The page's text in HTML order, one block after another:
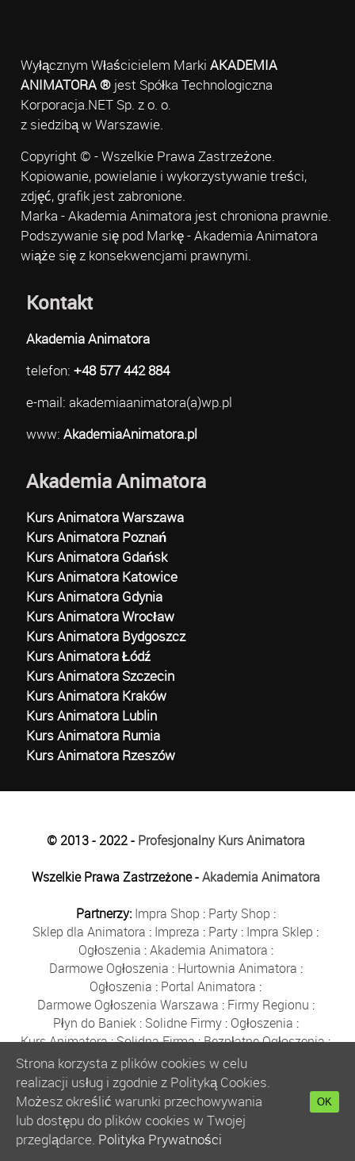
Wyłącznym Właścicielem Marki AKADEMIA
ANIMATORA ®jest Spółka Technologiczna
Korporacja.NET Sp. z o. o.
z siedzibą w Warszawie.
Copyright © - Wszelkie Prawa Zastrzeżone.
Kopiowanie, powielanie i wykorzystywanie treści,
zdjęć, grafik jest zabronione.
Marka - Akademia Animatora jest chroniona prawnie.
Podszywanie się pod Markę - Akademia Animatora
wiąże się z konsekwencjami prawnymi.
Kontakt
Akademia Animatora
telefon: +48 577 442 884
e-mail: akademiaanimatora(a)wp.pl
www: AkademiaAnimatora.pl
Akademia Animatora
Kurs Animatora Warszawa
Kurs Animatora Poznań
Kurs Animatora Gdańsk
Kurs Animatora Katowice
Kurs Animatora Gdynia
Kurs Animatora Wrocław
Kurs Animatora Bydgoszcz
Kurs Animatora Łódź
Kurs Animatora Szczecin
Kurs Animatora Kraków
Kurs Animatora Lublin
Kurs Animatora Rumia
Kurs Animatora Rzeszów
© 2013 - 2022 - Profesjonalny Kurs Animatora
Wszelkie Prawa Zastrzeżone -Akademia Animatora
Partnerzy: Impra Shop : Party Shop :
Sklep dla Animatora : Impreza : Party : Impra Sklep :
Ogłoszenia :Akademia Animatora :
Darmowe Ogłoszenia : Hurtownia Animatora :
Ogłoszenia : Portal Animatora :
Darmowe Ogłoszenia Warszawa : Firmy Regionu :
Płyn do Baniek: Solidne Firmy: Ogłoszenia :
Kurs Animatora:Solidna Firma:Bezpłatne Ogłoszenia:
Animator Czasu Wolnego:
Bezpłatne Ogłoszenia Warszawa:sklep animatora
Bańki Mydlane:Bezpłatne Ogłoszenia
Szkolenie Animatorów:Kurs Animatora
:
Kurs Animatora Warszawa :Rumia
Kurs Animatora Poznań:
Strona korzysta z plików cookies w celu
realizacji usług i zgodnie z Polityką Cookies.
Możesz określić warunki przechowywania
lub dostępu do plików cookies w Twojej
przeglądarce. Polityka Prywatności
OK